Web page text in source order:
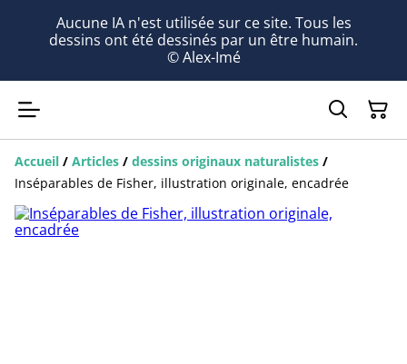
Aucune IA n'est utilisée sur ce site. Tous les
dessins ont été dessinés par un être humain.
© Alex-Imé
Accueil / Articles / dessins originaux naturalistes /
Inséparables de Fisher, illustration originale, encadrée